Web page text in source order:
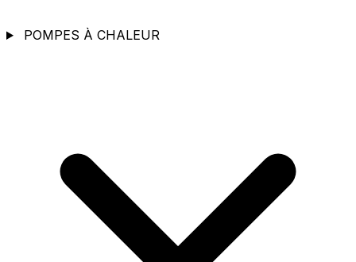
POMPES À CHALEUR